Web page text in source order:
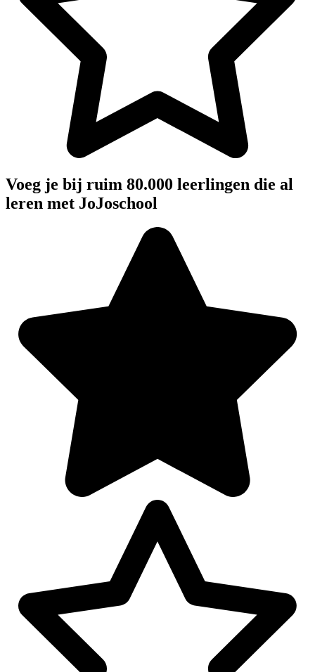
Voeg je bij ruim 80.000 leerlingen die al
leren met JoJoschool